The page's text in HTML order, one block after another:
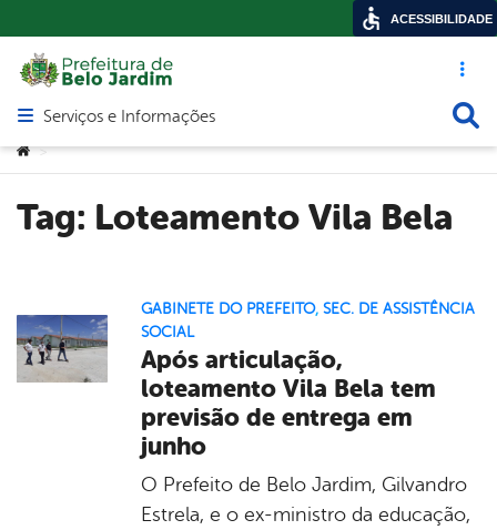
Acesso
Abrir menu principal de navegação
Serviços e Informações
Você está aqui:
>
Tag: Loteamento Vila Bela
GABINETE DO PREFEITO, SEC. DE ASSISTÊNCIA
SOCIAL
Após articulação,
loteamento Vila Bela tem
previsão de entrega em
junho
O Prefeito de Belo Jardim, Gilvandro
Estrela, e o ex-ministro da educação,
ACESSIBILIDADE